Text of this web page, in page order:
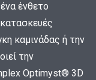
ένθετο
καμινάδας ή την
την
Optimyst® 3D